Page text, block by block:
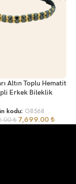
Altın Toplu Hematit
Erkek Bileklik
kodu: GB568
₺ 7,699.00 ₺